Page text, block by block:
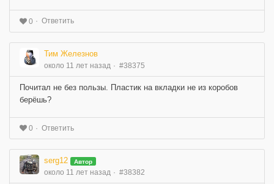
0 Ответить
Тим Железнов
около 11 лет назад #38375
Почитал не без пользы. Пластик на вкладки не из коробов
берёшь?
0 Ответить
serg12 Автор
около 11 лет назад #38382